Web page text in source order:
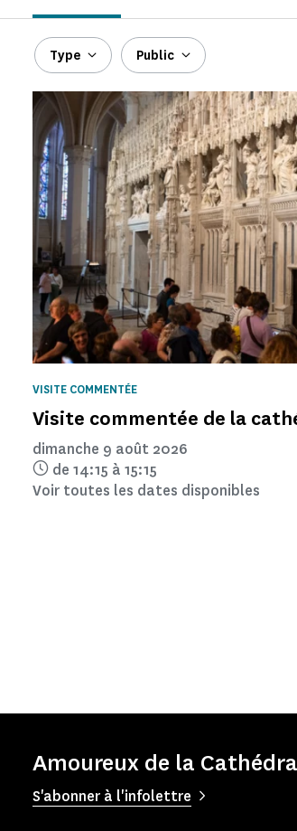
Type Public
Visite commentée de la
VISITE COMMENTÉE
dimanche 9 août 2026
de 14:15 à 15:15
Voir toutes les dates disponibles
Amoureux de la
S'abonner à l'infolettre